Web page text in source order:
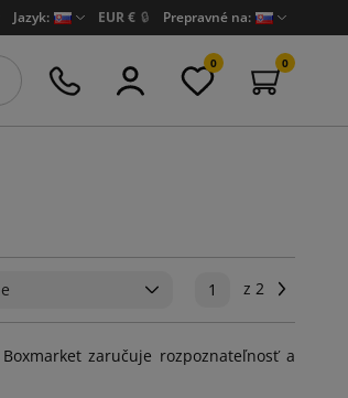
Jazyk: EUR € 🔒 Prepravné na:
0 0
1 z 2
zaručuje rozpoznateľnosť a